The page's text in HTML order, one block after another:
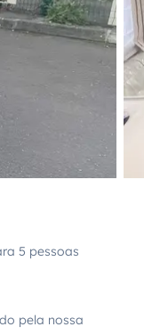
5 pessoas
pela nossa